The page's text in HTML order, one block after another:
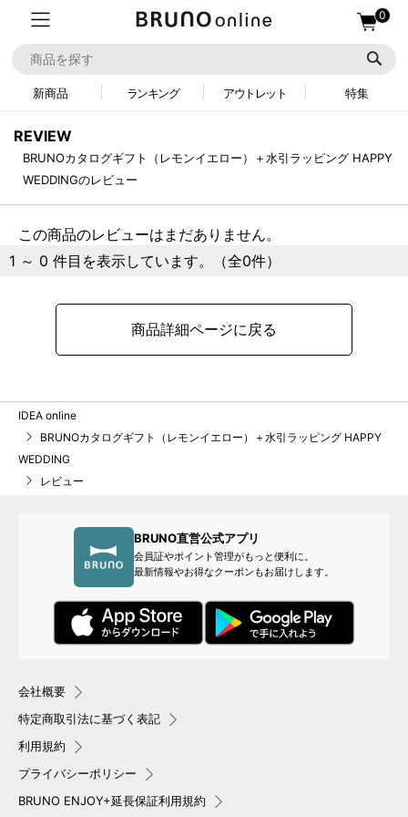
0
新商品 ランキング アウトレット 特集
REVIEW
BRUNOカタログギフト（レモンイエロー）＋水引ラッピング HAPPY
WEDDINGのレビュー
この商品のレビューはまだありません。
1 ～ 0 件目を表示しています。（全0件）
商品詳細ページに戻る
IDEA online
BRUNOカタログギフト（レモンイエロー）＋水引ラッピング HAPPY
WEDDING
レビュー
BRUNO直営公式アプリ
会員証やポイント管理がもっと便利に。
最新情報やお得なクーポンもお届けします。
会社概要
特定商取引法に基づく表記
利用規約
プライバシーポリシー
BRUNO ENJOY+延長保証利用規約